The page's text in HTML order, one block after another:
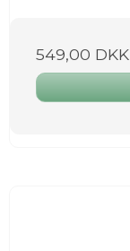
549,00 DKK